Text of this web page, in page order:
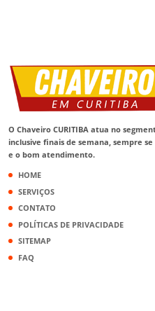
O Chaveiro CURITIBA atua no
inclusive finais de semana, sempre
e o bom atendimento.
HOME
SERVIÇOS
CONTATO
POLÍTICAS DE PRIVACIDADE
SITEMAP
FAQ